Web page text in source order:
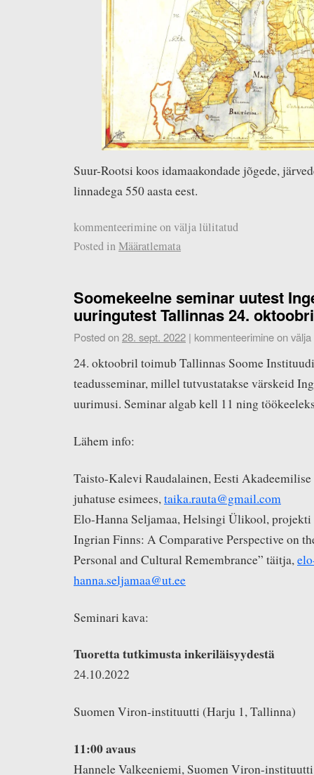
Suur-Rootsi koos idamaakondade jõgede,
linnadega 550 aasta eest.
kommenteerimine on välja lülitatud
Posted inMääratlemata
Soomekeelne seminar uutest
uuringutest Tallinnas 24.
Posted on28. sept. 2022 | kommenteerimine on
24. oktoobril toimub Tallinnas Soome
teadusseminar, millel tutvustatakse värskeid
uurimusi. Seminar algab kell 11 ning
Lähem info:
Taisto-Kalevi Raudalainen, Eesti
juhatuse esimees,taika.rauta@gmail.com
Elo-Hanna Seljamaa, Helsingi Ülikool,
Ingrian Finns: A Comparative Perspective on
Personal and Cultural Remembrance” täitja,
hanna.seljamaa@ut.ee
Seminari kava:
Tuoretta tutkimusta inkeriläisyydestä
24.10.2022
Suomen Viron-instituutti (Harju 1, Tallinna)
11:00 avaus
Hannele Valkeeniemi, Suomen Viron-instituutti